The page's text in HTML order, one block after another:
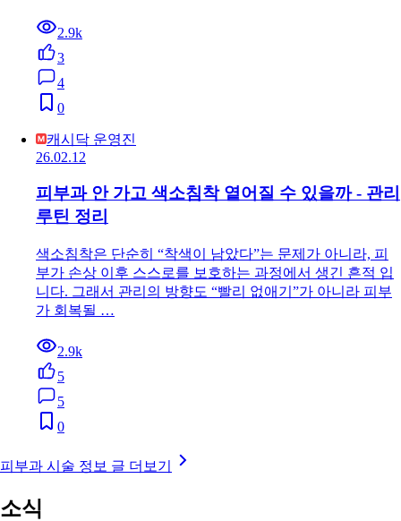
2.9k
3
4
0
캐시닥 운영진
26.02.12
피부과 안 가고 색소침착 옅어질 수 있을까 - 관리
루틴 정리
색소침착은 단순히 “착색이 남았다”는 문제가 아니라, 피
부가 손상 이후 스스로를 보호하는 과정에서 생긴 흔적 입
니다. 그래서 관리의 방향도 “빨리 없애기”가 아니라 피부
가 회복될 …
2.9k
5
5
0
피부과 시술 정보 글 더보기
소식